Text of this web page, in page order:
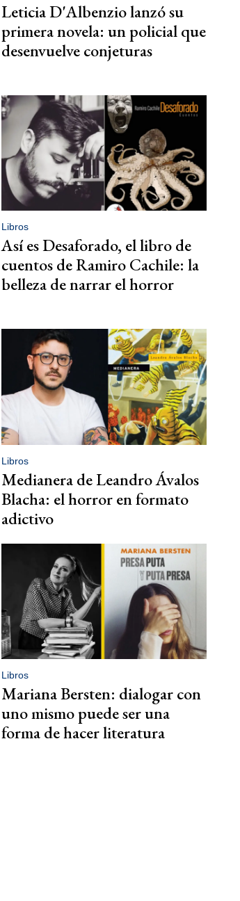
Leticia D'Albenzio lanzó su
primera novela: un policial que
desenvuelve conjeturas
Libros
Así es Desaforado, el libro de
cuentos de Ramiro Cachile: la
belleza de narrar el horror
Libros
Medianera de Leandro Ávalos
Blacha: el horror en formato
adictivo
Libros
Mariana Bersten: dialogar con
uno mismo puede ser una
forma de hacer literatura